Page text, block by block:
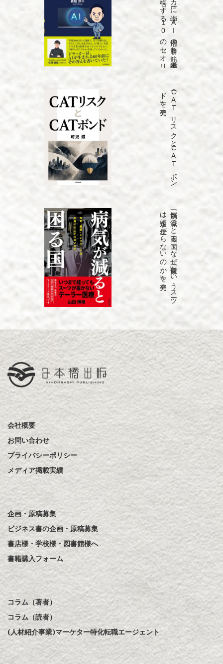
「C
A
T
リ
ス
ク
と
C
A
T
ボ
ン
ド
」を
発売
「病気が
減る
と
困る
国
な
ぜ
「健康」と
い
う
ス
ーツ
は
永遠に
仕上が
ら
な
い
の
か
」を
発売
会社概要
お問い合わせ
プライバシーポリシー
メディア掲載実績
企画・原稿募集
ビジネス書の企画・原稿募集
書店様・学校様・図書館様へ
書籍購入フォーム
コラム（著者）
コラム（読者）
(人材紹介事業)マーケター特化転職エージェント